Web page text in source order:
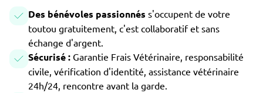
Des bénévoles passionnés s'occupent de votre
toutou gratuitement, c'est collaboratif et sans
échange d'argent.
Sécurisé : Garantie Frais Vétérinaire, responsabilité
civile, vérification d'identité, assistance vétérinaire
24h/24, rencontre avant la garde.